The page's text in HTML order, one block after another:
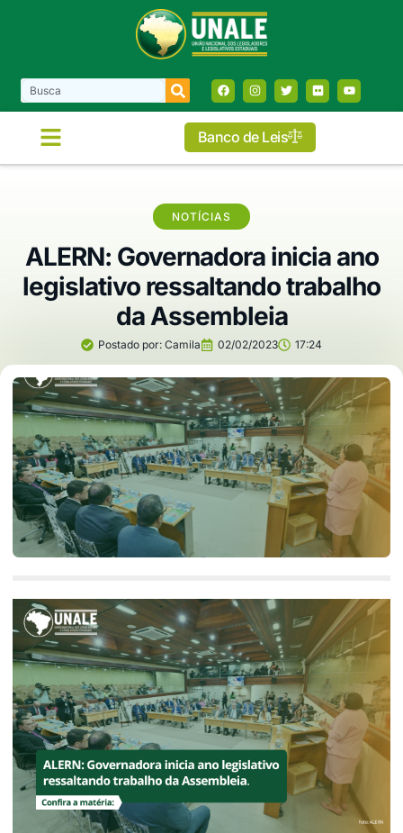
Banco de Leis
NOTÍCIAS
ALERN: Governadora inicia ano
legislativo ressaltando trabalho
da Assembleia
Postado por: Camila 02/02/2023 17:24